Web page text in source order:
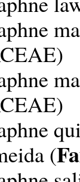
)
)
(